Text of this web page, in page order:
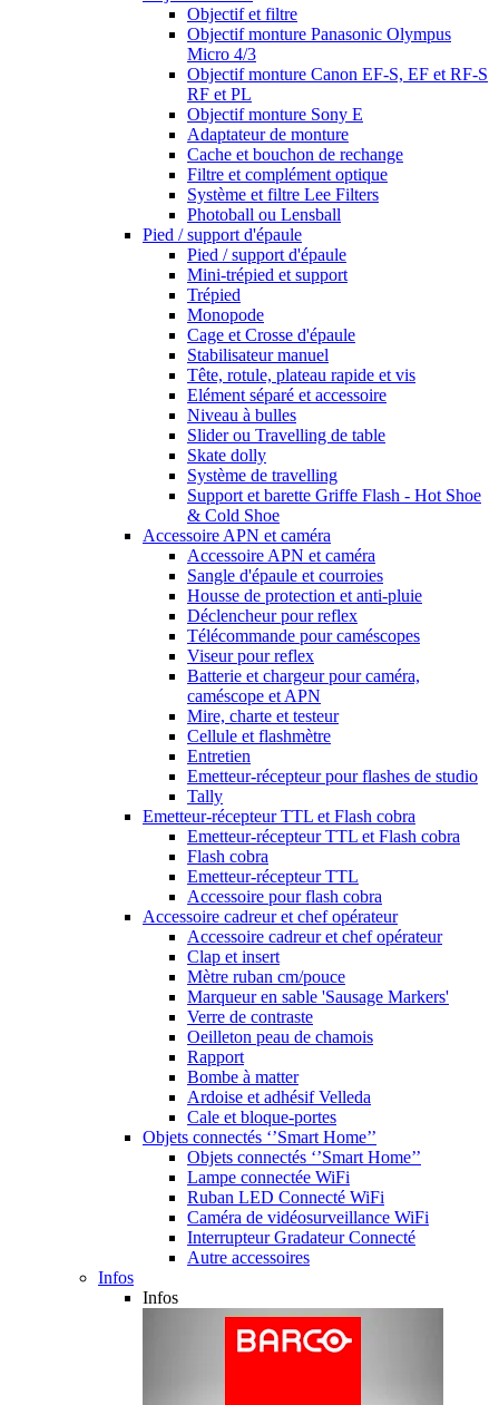
Objectif et filtre
Objectif monture Panasonic Olympus
Micro 4/3
Objectif monture Canon EF-S, EF et RF-S
RF et PL
Objectif monture Sony E
Adaptateur de monture
Cache et bouchon de rechange
Filtre et complément optique
Système et filtre Lee Filters
Photoball ou Lensball
Pied / support d'épaule
Pied / support d'épaule
Mini-trépied et support
Trépied
Monopode
Cage et Crosse d'épaule
Stabilisateur manuel
Tête, rotule, plateau rapide et vis
Elément séparé et accessoire
Niveau à bulles
Slider ou Travelling de table
Skate dolly
Système de travelling
Support et barette Griffe Flash - Hot Shoe
& Cold Shoe
Accessoire APN et caméra
Accessoire APN et caméra
Sangle d'épaule et courroies
Housse de protection et anti-pluie
Déclencheur pour reflex
Télécommande pour caméscopes
Viseur pour reflex
Batterie et chargeur pour caméra,
caméscope et APN
Mire, charte et testeur
Cellule et flashmètre
Entretien
Emetteur-récepteur pour flashes de studio
Tally
Emetteur-récepteur TTL et Flash cobra
Emetteur-récepteur TTL et Flash cobra
Flash cobra
Emetteur-récepteur TTL
Accessoire pour flash cobra
Accessoire cadreur et chef opérateur
Accessoire cadreur et chef opérateur
Clap et insert
Mètre ruban cm/pouce
Marqueur en sable 'Sausage Markers'
Verre de contraste
Oeilleton peau de chamois
Rapport
Bombe à matter
Ardoise et adhésif Velleda
Cale et bloque-portes
Objets connectés ‘’Smart Home’’
Objets connectés ‘’Smart Home’’
Lampe connectée WiFi
Ruban LED Connecté WiFi
Caméra de vidéosurveillance WiFi
Interrupteur Gradateur Connecté
Autre accessoires
Infos
Infos